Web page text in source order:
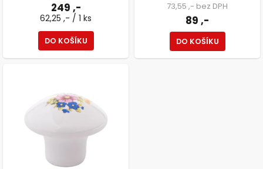
249 ,-
62,25 ,- / 1 ks
DO KOŠÍKU
73,55 ,- bez DPH
89 ,-
DO KOŠÍKU